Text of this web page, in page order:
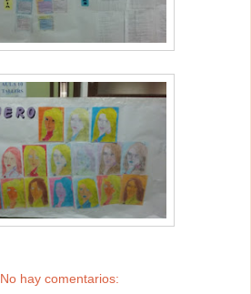
No hay comentarios: